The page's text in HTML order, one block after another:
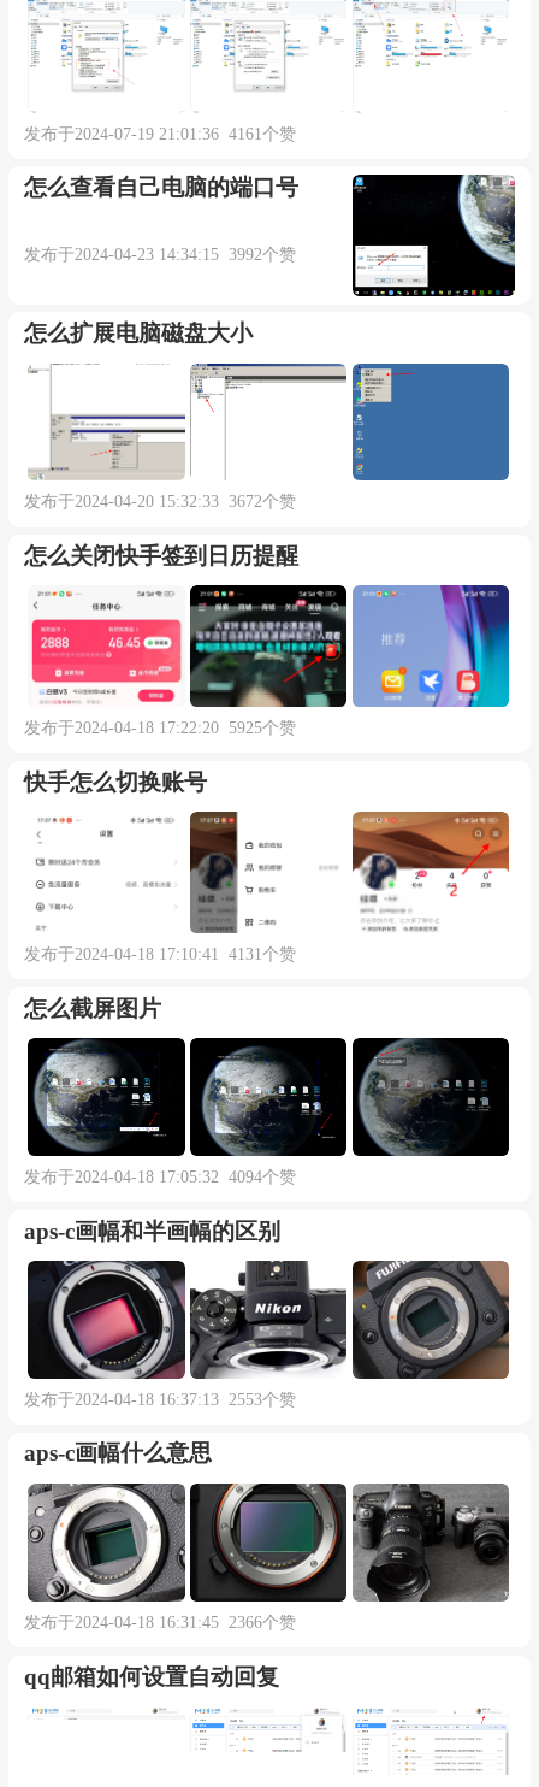
发布于2024-07-19 21:01:36 4161个赞
怎么查看自己电脑的端口号
发布于2024-04-23 14:34:15 3992个赞
怎么扩展电脑磁盘大小
发布于2024-04-20 15:32:33 3672个赞
怎么关闭快手签到日历提醒
发布于2024-04-18 17:22:20 5925个赞
快手怎么切换账号
发布于2024-04-18 17:10:41 4131个赞
怎么截屏图片
发布于2024-04-18 17:05:32 4094个赞
aps-c画幅和半画幅的区别
发布于2024-04-18 16:37:13 2553个赞
aps-c画幅什么意思
发布于2024-04-18 16:31:45 2366个赞
qq邮箱如何设置自动回复